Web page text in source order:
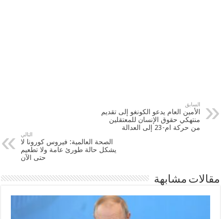
السابق
الأمين العام يدعو الكونغو إلى تقديم
منتهكي حقوق الإنسان للمعتقلين
من حركة ام-23 إلى العدالة
التالي
الصحة العالمية: فيروس كورونا لا
يشكل حالة طورئ عامة ولا تطعيم
حتى الآن
مقالات مشابهة